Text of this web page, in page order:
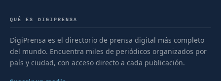
QUÉ ES DIGIPRENSA
DigiPrensa es el directorio de prensa digital más completo
del mundo. Encuentra miles de periódicos organizados por
país y ciudad, con acceso directo a cada publicación.